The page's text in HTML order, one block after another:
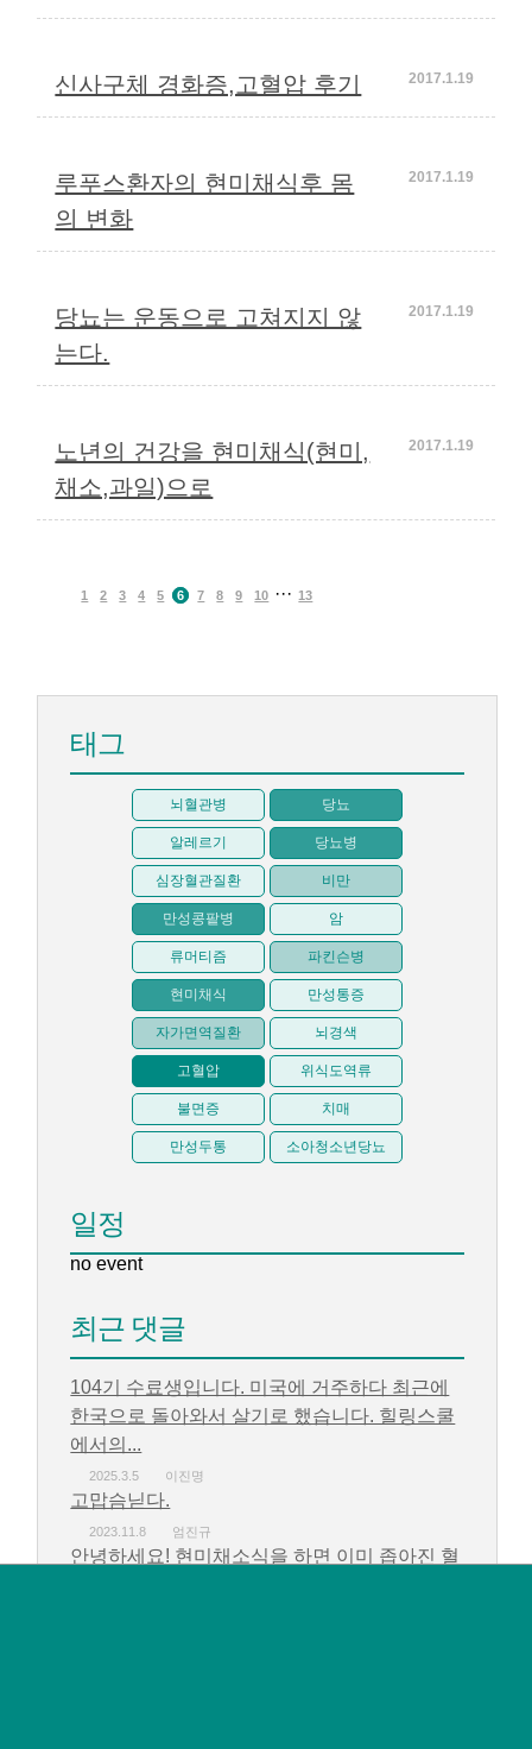
2017.1.19
신사구체 경화증,고혈압 후기
2017.1.19
루푸스환자의 현미채식후 몸
의 변화
2017.1.19
당뇨는 운동으로 고쳐지지 않
는다.
2017.1.19
노년의 건강을 현미채식(현미,
채소,과일)으로
1 2 3 4 5 6 7 8 9 10 ··· 13
태그
뇌혈관병 당뇨
알레르기 당뇨병
심장혈관질환 비만
만성콩팥병 암
류머티즘 파킨슨병
현미채식 만성통증
자가면역질환 뇌경색
고혈압 위식도역류
불면증 치매
만성두통 소아청소년당뇨
일정
no event
최근 댓글
104기 수료생입니다. 미국에 거주하다 최근에
한국으로 돌아와서 살기로 했습니다. 힐링스쿨
에서의...
2025.3.5 이진명
고맙슴닏다.
2023.11.8 엄진규
안녕하세요! 현미채소식을 하면 이미 좁아진 혈